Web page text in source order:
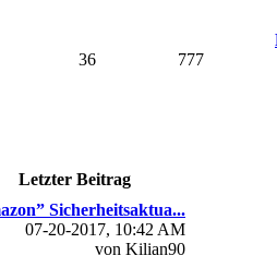
36 777
Letzter Beitrag
Sicherheitsaktua...
07-20-2017, 10:42 AM
von Kilian90